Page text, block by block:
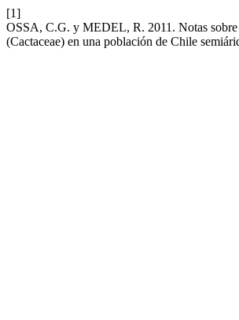
[1]
OSSA, C.G. y MEDEL, R. 2011. Notas
(Cactaceae) en una población de Chile